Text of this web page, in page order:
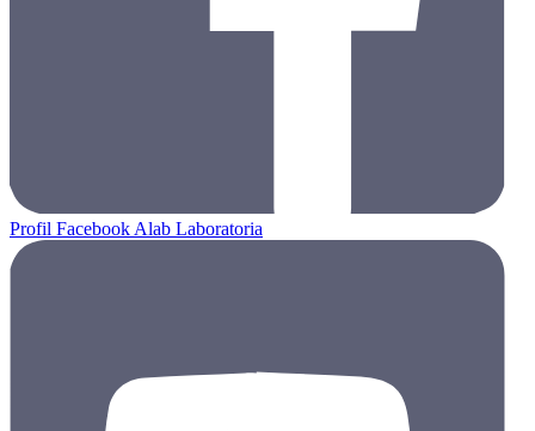
Profil Facebook Alab Laboratoria